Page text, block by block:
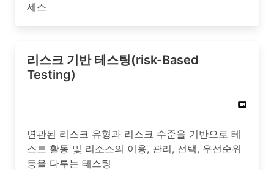
세스
리스크 기반 테스팅(risk-Based
Testing)
연관된 리스크 유형과 리스크 수준을 기반으로 테
스트 활동 및 리소스의 이용, 관리, 선택, 우선순위
등을 다루는 테스팅